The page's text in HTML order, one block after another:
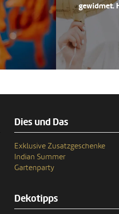
gewidmet.
Dies und Das
Exklusive Zusatzgeschenke
Indian Summer
Gartenparty
Dekotipps